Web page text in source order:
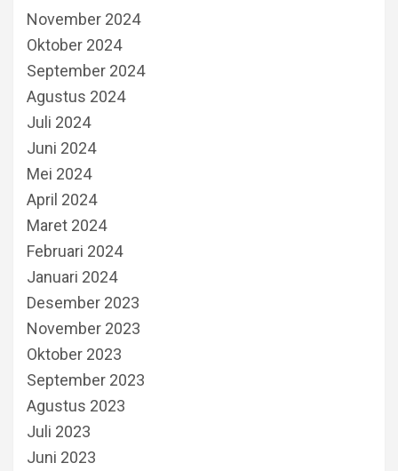
November 2024
Oktober 2024
September 2024
Agustus 2024
Juli 2024
Juni 2024
Mei 2024
April 2024
Maret 2024
Februari 2024
Januari 2024
Desember 2023
November 2023
Oktober 2023
September 2023
Agustus 2023
Juli 2023
Juni 2023